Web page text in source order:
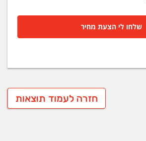
שלחו לי הצעת מחיר
חזרה לעמוד תוצאות